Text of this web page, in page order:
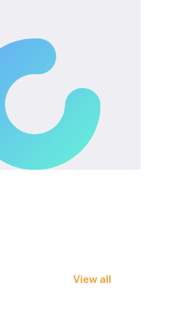
View all